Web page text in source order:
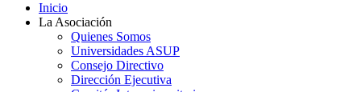
Inicio
La Asociación
Quienes Somos
Universidades ASUP
Consejo Directivo
Dirección Ejecutiva